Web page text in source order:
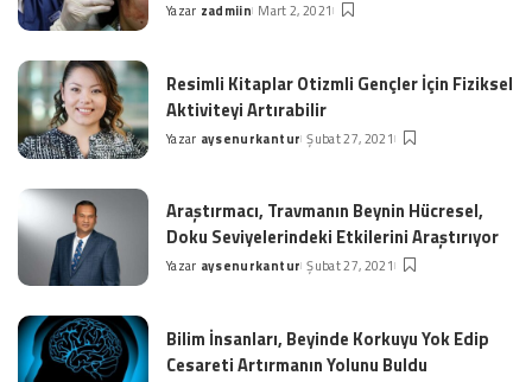
Posted
Yazar zadmiin Mart 2, 2021
Resimli Kitaplar Otizmli Gençler İçin Fiziksel
Aktiviteyi Artırabilir
Posted
Yazar aysenurkantur Şubat 27, 2021
Araştırmacı, Travmanın Beynin Hücresel,
Doku Seviyelerindeki Etkilerini Araştırıyor
Posted
Yazar aysenurkantur Şubat 27, 2021
Bilim İnsanları, Beyinde Korkuyu Yok Edip
Cesareti Artırmanın Yolunu Buldu